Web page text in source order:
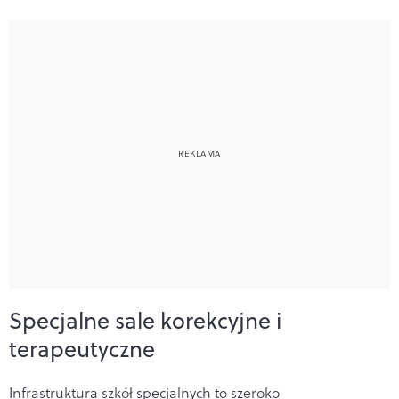
Specjalne sale korekcyjne i
terapeutyczne
Infrastruktura szkół specjalnych to szeroko